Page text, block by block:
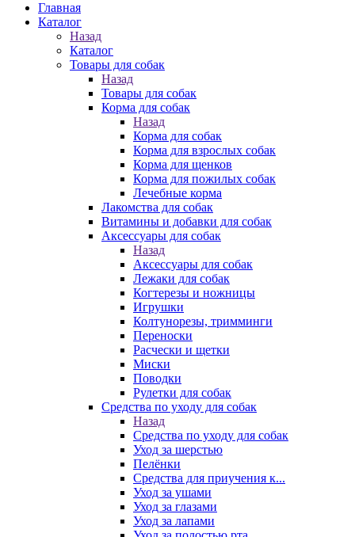
Главная
Каталог
Назад
Каталог
Товары для собак
Назад
Товары для собак
Корма для собак
Назад
Корма для собак
Корма для взрослых собак
Корма для щенков
Корма для пожилых собак
Лечебные корма
Лакомства для собак
Витамины и добавки для собак
Аксессуары для собак
Назад
Аксессуары для собак
Лежаки для собак
Когтерезы и ножницы
Игрушки
Колтунорезы, тримминги
Переноски
Расчески и щетки
Миски
Поводки
Рулетки для собак
Средства по уходу для собак
Назад
Средства по уходу для собак
Уход за шерстью
Пелёнки
Средства для приучения к...
Уход за ушами
Уход за глазами
Уход за лапами